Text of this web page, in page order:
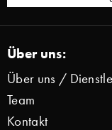
Über uns:
Über uns /
Team
Kontakt